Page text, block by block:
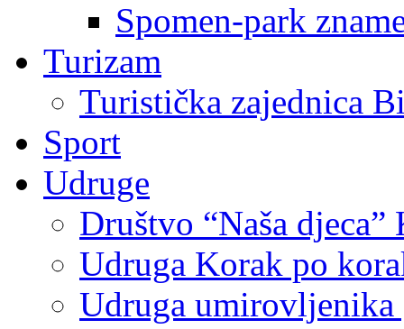
Spomen-park
Turizam
Turistička zajednica
Sport
Udruge
Društvo “Naša djeca”
Udruga Korak po
Udruga umirovljenika